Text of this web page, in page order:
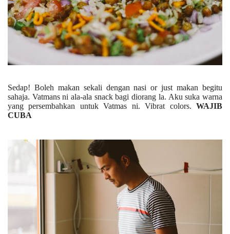
Sedap! Boleh makan sekali dengan nasi or just makan begitu
sahaja. Vatmans ni ala-ala snack bagi diorang la. Aku suka warna
yang persembahkan untuk Vatmas ni. Vibrat colors. WAJIB
CUBA